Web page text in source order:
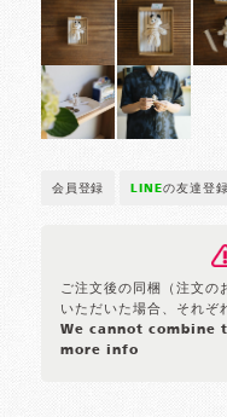
会員登録 LINEの友達登録
ご注文後の同梱（注文の
いただいた場合、それぞ
We cannot
more info